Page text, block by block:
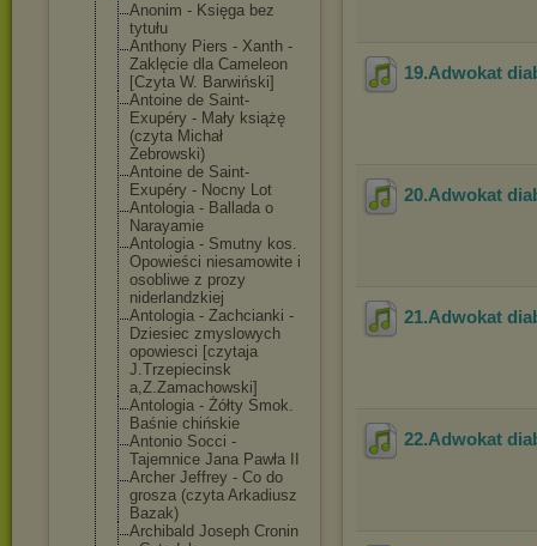
Anonim - Księga bez
tytułu
Anthony Piers - Xanth -
Zaklęcie dla Cameleon
[Czyta W. Barwiński]
Antoine de Saint-
Exupéry - Mały książę
(czyta Michał
Żebrowski)
Antoine de Saint-
Exupéry - Nocny Lot
Antologia - Ballada o
Narayamie
Antologia - Smutny kos.
Opowieści niesamowite i
osobliwe z prozy
niderlandzkiej
Antologia - Zachcianki -
Dziesiec zmyslowych
opowiesci [czytaja
J.Trzepiecinsk
a,Z.Zamachowski]
Antologia - Żółty Smok.
Baśnie chińskie
Antonio Socci -
Tajemnice Jana Pawła II
Archer Jeffrey - Co do
grosza (czyta Arkadiusz
Bazak)
Archibald Joseph Cronin
19.Adwokat
20.Adwokat
21.Adwokat
22.Adwokat